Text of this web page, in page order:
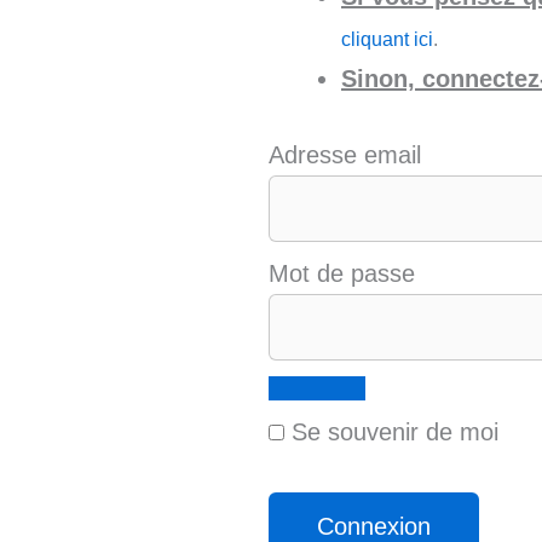
cliquant ici.
Sinon,
Adresse email
Mot de passe
Se souvenir de moi